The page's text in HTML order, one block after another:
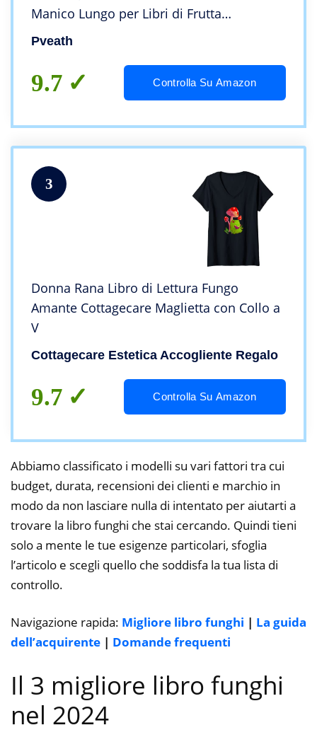
Manico Lungo per Libri di Frutta
vegetariana (Confezione da 5)
Pveath
9.7 Controlla Su Amazon
3
Donna Rana Libro di Lettura Fungo
Amante Cottagecare Maglietta con Collo a
V
Cottagecare Estetica Accogliente Regalo
9.7 Controlla Su Amazon
Abbiamo classificato i modelli su vari fattori tra cui
budget, durata, recensioni dei clienti e marchio in
modo da non lasciare nulla di intentato per aiutarti a
trovare la libro funghi che stai cercando. Quindi tieni
solo a mente le tue esigenze particolari, sfoglia
l’articolo e scegli quello che soddisfa la tua lista di
controllo.
Navigazione rapida: Migliore libro funghi | La guida
dell’acquirente | Domande frequenti
Il 3 migliore libro funghi
nel 2024